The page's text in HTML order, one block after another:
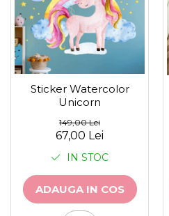
Sticker Watercolor
Unicorn
149,00 Lei
67,00 Lei
IN STOC
ADAUGA IN COS